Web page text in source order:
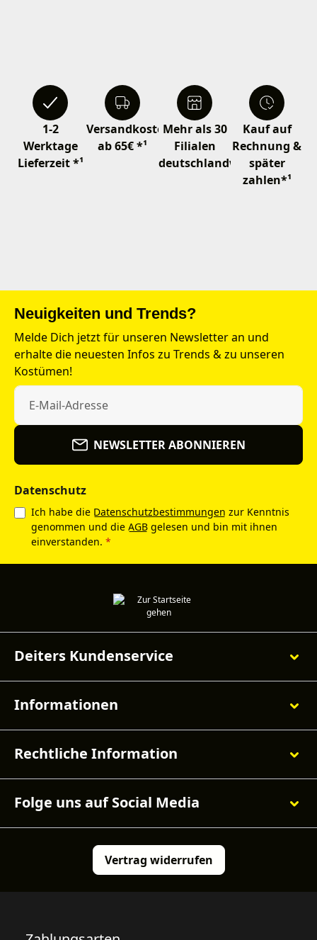
1-2
Werktage
Lieferzeit *¹
Versandkostenfrei
ab 65€ *¹
Mehr als 30
Filialen
deutschlandweit
Kauf auf
Rechnung &
später
zahlen*¹
Neuigkeiten und Trends?
Melde Dich jetzt für unseren Newsletter an und
erhalte die neuesten Infos zu Trends & zu unseren
Kostümen!
NEWSLETTER ABONNIEREN
Datenschutz
Ich habe die Datenschutzbestimmungen zur Kenntnis
genommen und die AGB gelesen und bin mit ihnen
einverstanden. *
Deiters Kundenservice
Informationen
Rechtliche Information
Folge uns auf Social Media
Vertrag widerrufen